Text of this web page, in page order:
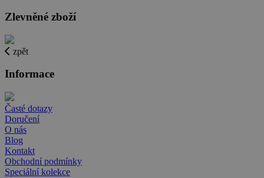
Zlevněné zboží
zpět
Informace
Časté dotazy
Doručení
O nás
Blog
Kontakt
Obchodní podmínky
Speciální kolekce